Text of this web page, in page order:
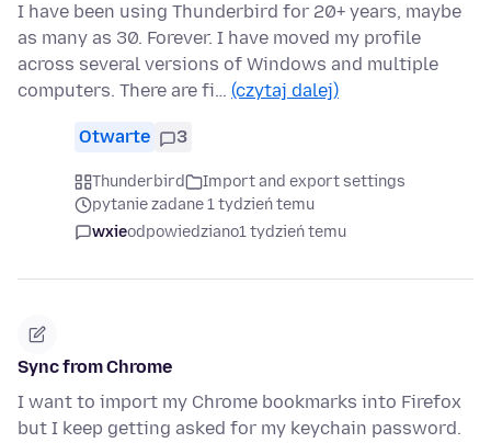
I have been using Thunderbird for 20+ years, maybe
as many as 30. Forever. I have moved my profile
across several versions of Windows and multiple
computers. There are fi… (czytaj dalej)
Otwarte 3
Thunderbird
Import and export settings
pytanie zadane 1 tydzień temu
wxieodpowiedziano1 tydzień temu
Sync from Chrome
I want to import my Chrome bookmarks into Firefox
but I keep getting asked for my keychain password.